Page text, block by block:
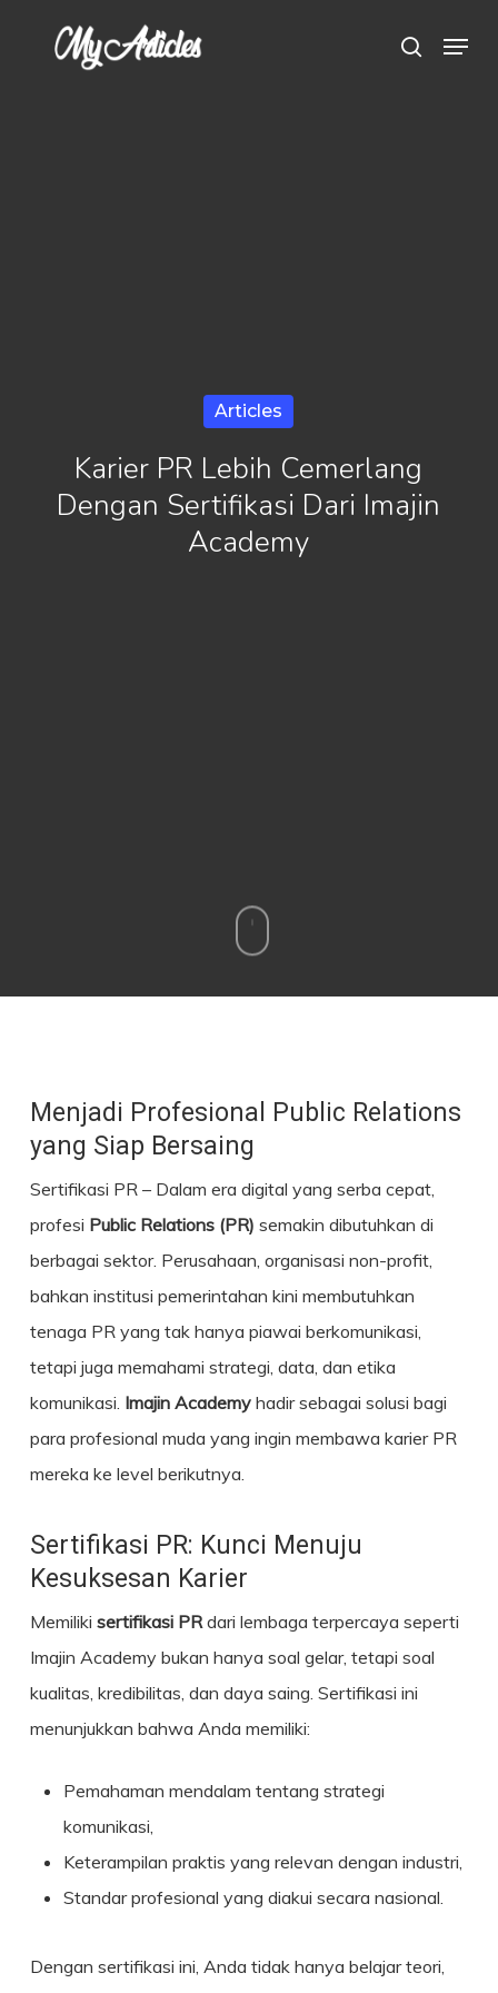
search
Menu
Articles
Karier PR Lebih Cemerlang
Dengan Sertifikasi Dari Imajin
Academy
Menjadi Profesional Public Relations
yang Siap Bersaing
Sertifikasi PR– Dalam era digital yang serba cepat,
profesi Public Relations (PR) semakin dibutuhkan di
berbagai sektor. Perusahaan, organisasi non-profit,
bahkan institusi pemerintahan kini membutuhkan
tenaga PR yang tak hanya piawai berkomunikasi,
tetapi juga memahami strategi, data, dan etika
komunikasi. Imajin Academyhadir sebagai solusi bagi
para profesional muda yang ingin membawa karier PR
mereka ke level berikutnya.
Sertifikasi PR: Kunci Menuju
Kesuksesan Karier
Memiliki sertifikasi PRdari lembaga terpercaya seperti
Imajin Academy bukan hanya soal gelar, tetapi soal
kualitas, kredibilitas, dan daya saing. Sertifikasi ini
menunjukkan bahwa Anda memiliki:
Pemahaman mendalam tentang strategi
komunikasi,
Keterampilan praktis yang relevan dengan industri,
Standar profesional yang diakui secara nasional.
Dengan sertifikasi ini, Anda tidak hanya belajar teori,